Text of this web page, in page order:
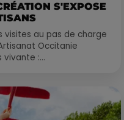
S'EXPOSE
visites au pas de charge
Occitanie
:...